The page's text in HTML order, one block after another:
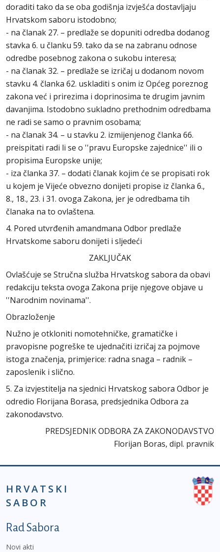
doraditi tako da se oba godišnja izvješća dostavljaju
Hrvatskom saboru istodobno;
- na članak 27. – predlaže se dopuniti odredba dodanog
stavka 6. u članku 59. tako da se na zabranu odnose
odredbe posebnog zakona o sukobu interesa;
- na članak 32. – predlaže se izričaj u dodanom novom
stavku 4. članka 62. uskladiti s onim iz Općeg poreznog
zakona već i prirezima i doprinosima te drugim javnim
davanjima. Istodobno sukladno prethodnim odredbama
ne radi se samo o pravnim osobama;
- na članak 34. – u stavku 2. izmijenjenog članka 66.
preispitati radi li se o ''pravu Europske zajednice'' ili o
propisima Europske unije;
- iza članka 37. – dodati članak kojim će se propisati rok
u kojem je Vijeće obvezno donijeti propise iz članka 6.,
8., 18., 23. i 31. ovoga Zakona, jer je odredbama tih
članaka na to ovlaštena.
4. Pored utvrđenih amandmana Odbor predlaže
Hrvatskome saboru donijeti i sljedeći
ZAKLJUČAK
Ovlašćuje se Stručna služba Hrvatskog sabora da obavi
redakciju teksta ovoga Zakona prije njegove objave u
''Narodnim novinama''.
Obrazloženje
Nužno je otkloniti nomotehničke, gramatičke i
pravopisne pogreške te ujednačiti izričaj za pojmove
istoga značenja, primjerice: radna snaga – radnik –
zaposlenik i slično.
5. Za izvjestitelja na sjednici Hrvatskog sabora Odbor je
odredio Florijana Borasa, predsjednika Odbora za
zakonodavstvo.
PREDSJEDNIK ODBORA ZA ZAKONODAVSTVO
Florijan Boras, dipl. pravnik
HRVATSKI
SABOR
Podnožje prvi izbornik
Rad Sabora
Novi akti